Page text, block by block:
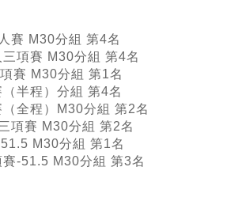
賽 M30分組 第4名
項賽 M30分組 第4名
賽 M30分組 第1名
半程）分組 第4名
全程）M30分組 第2名
項賽 M30分組 第2名
M30分組 第1名
-51.5 M30分組 第3名